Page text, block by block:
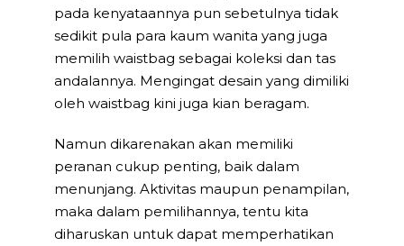
pada kenyataannya pun sebetulnya tidak
sedikit pula para kaum wanita yang juga
memilih waistbag sebagai koleksi dan tas
andalannya. Mengingat desain yang dimiliki
oleh waistbag kini juga kian beragam.
Namun dikarenakan akan memiliki
peranan cukup penting, baik dalam
menunjang. Aktivitas maupun penampilan,
maka dalam pemilihannya, tentu kita
diharuskan untuk dapat memperhatikan